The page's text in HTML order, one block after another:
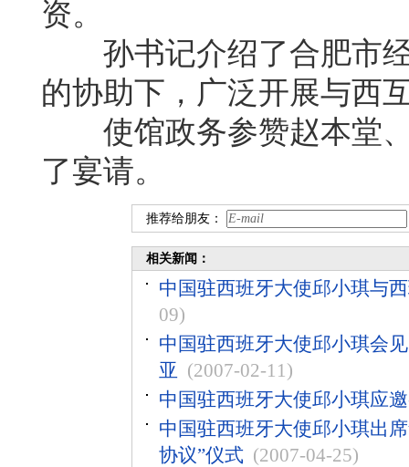
资。
孙书记介绍了合肥市经
的协助下，广泛开展与西
使馆政务参赞赵本堂、
了宴请。
推荐给朋友：
相关新闻：
中国驻西班牙大使邱小琪与
09)
中国驻西班牙大使邱小琪会
亚 (2007-02-11)
中国驻西班牙大使邱小琪应
中国驻西班牙大使邱小琪出
协议”仪式 (2007-04-25)